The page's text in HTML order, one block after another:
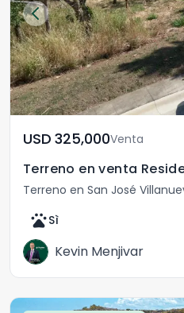
USD	325,000Venta
Terreno en venta
Terreno en San José
petsSì
Kevin Menjivar